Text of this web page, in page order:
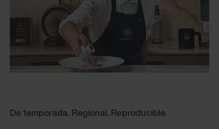
De temporada. Regional. Reproducible.